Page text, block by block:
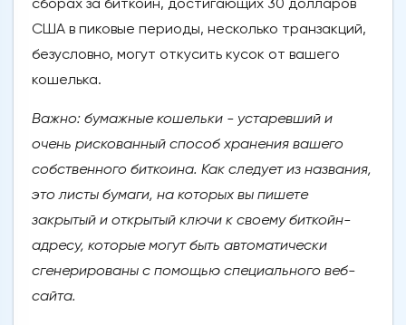
США в пиковые периоды, несколько транзакций,
безусловно, могут откусить кусок от вашего
кошелька.
Важно: бумажные кошельки - устаревший и
очень рискованный способ хранения вашего
собственного биткоина. Как следует из названия,
это листы бумаги, на которых вы пишете
закрытый и открытый ключи к своему биткойн-
адресу, которые могут быть автоматически
сгенерированы с помощью специального веб-
сайта.